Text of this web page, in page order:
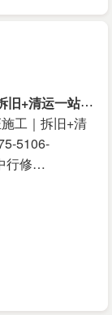
南
京雨中行】专业拆除团队｜持证施工｜拆旧+清运一站式｜低价透明！
工｜拆旧+清
5106-
行修…